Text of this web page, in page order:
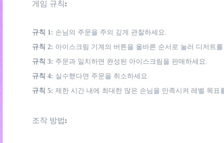
게임 규칙:
규칙 1: 손님의 주문을 주의 깊게 관찰하세요.
규칙 2: 아이스크림 기계의 버튼을 올바른 순서로 눌러 디저트
규칙 3: 주문과 일치하면 완성된 아이스크림을 판매하세요.
규칙 4: 실수했다면 주문을 취소하세요.
규칙 5: 제한 시간 내에 최대한 많은 손님을 만족시켜 레벨 목표
조작 방법: